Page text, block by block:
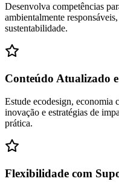
Desenvolva competências
ambientalmente
sustentabilidade.
Conteúdo Atualizado
Estude ecodesign, economia
inovação e estratégias de
prática.
Flexibilidade com